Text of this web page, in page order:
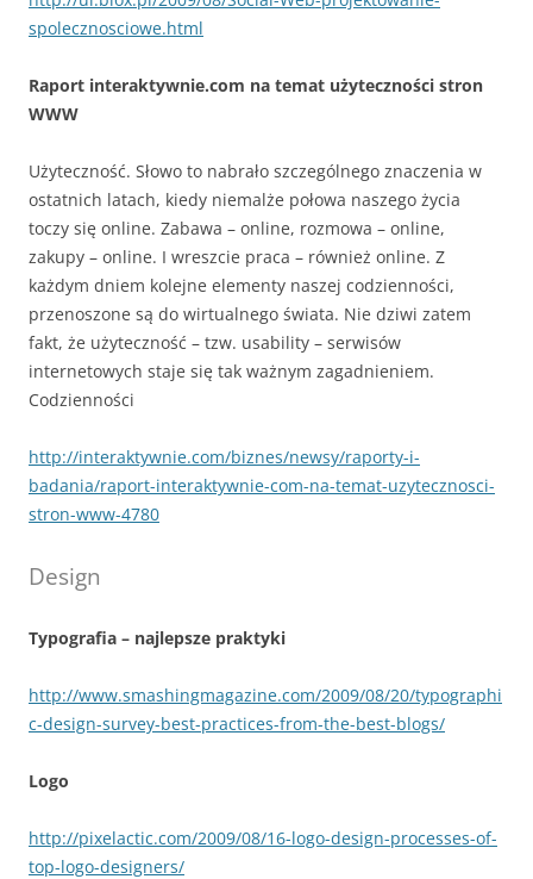
spolecznosciowe.html
Raport interaktywnie.com na temat użyteczności stron
WWW
Użyteczność. Słowo to nabrało szczególnego znaczenia w
ostatnich latach, kiedy niemalże połowa naszego życia
toczy się online. Zabawa – online, rozmowa – online,
zakupy – online. I wreszcie praca – również online. Z
każdym dniem kolejne elementy naszej codzienności,
przenoszone są do wirtualnego świata. Nie dziwi zatem
fakt, że użyteczność – tzw. usability – serwisów
internetowych staje się tak ważnym zagadnieniem.
Codzienności
http://interaktywnie.com/biznes/newsy/raporty-i-
badania/raport-interaktywnie-com-na-temat-uzytecznosci-
stron-www-4780
Design
Typografia – najlepsze praktyki
http://www.smashingmagazine.com/2009/08/20/typographi
c-design-survey-best-practices-from-the-best-blogs/
Logo
http://pixelactic.com/2009/08/16-logo-design-processes-of-
top-logo-designers/